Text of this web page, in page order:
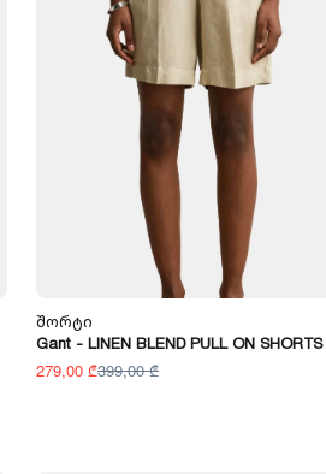
Შორტი
Gant - LINEN BLEND PULL ON SHORTS
279,00 ₾399,00 ₾